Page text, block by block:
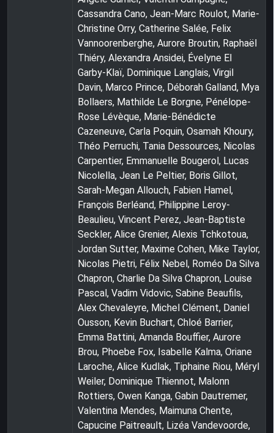
Cassandra Cano, Jean-Marc Roulot, Marie-
Christine Orry, Catherine Salée, Felix
Vannoorenberghe, Aurore Broutin, Raphaël
Thiéry, Alexandra Ansidei, Évelyne El
Garby-Klaï, Dominique Langlais, Virgil
Davin, Marco Prince, Déborah Galland, Mya
Bollaers, Mathilde Le Borgne, Pénélope-
Rose Lévèque, Marie-Bénédicte
Cazeneuve, Carla Poquin, Osamah Khoury,
Théo Perruchi, Tania Dessources, Nicolas
Carpentier, Emmanuelle Bougerol, Lucas
Nicolella, Jean Le Peltier, Boris Gillot,
Sarah-Megan Allouch, Fabien Hamel,
François Berléand, Philippine Leroy-
Beaulieu, Vincent Perez, Jean-Baptiste
Seckler, Alice Grenier, Alexis Tchkotoua,
Jordan Sutter, Maxime Cohen, Mike Taylor,
Nicolas Pietri, Félix Nebel, Roméo Da Silva
Chapron, Charlie Da Silva Chapron, Louise
Pascal, Vadim Vidovic, Sabine Beaufils,
Alex Chevaleyre, Michel Clément, Daniel
Ousson, Kevin Buchart, Chloé Barrier,
Emma Battini, Amanda Bouffier, Aurore
Brou, Phoebe Fox, Isabelle Kalma, Oriane
Laroche, Alice Kudlak, Tiphaine Riou, Méryl
Weiler, Dominique Thiennot, Malonn
Rottiers, Owen Kanga, Gabin Dautremer,
Valentina Mendes, Maimuna Chente,
Capucine Paitreault, Lizéa Vandevoorde,